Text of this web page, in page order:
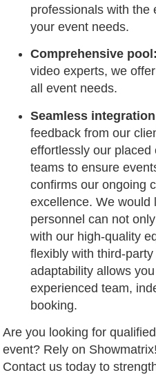
professionals with the
your event needs.
Comprehensive pool:
video experts, we
all event needs.
Seamless
feedback from our
effortlessly our
teams to ensure
confirms our ongoing
excellence. We would
personnel can not
with our high-quality
flexibly with third-
adaptability allows
experienced team,
booking.
Are you looking for
event? Rely on Showmatrix!
Contact us today to